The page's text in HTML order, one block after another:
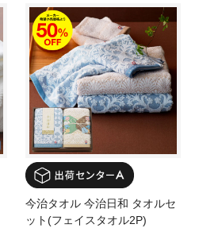
今治タオル 今治日和 タオルセ
ット(フェイスタオル2P)